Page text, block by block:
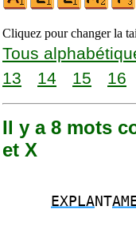
Cliquez pour changer la
Tous
13
14 15 16
Il y a 8 mots
et X
EXPLANT